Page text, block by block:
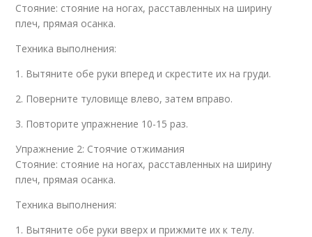
Стояние: стояние на ногах, расставленных на ширину
плеч, прямая осанка.
Техника выполнения:
1. Вытяните обе руки вперед и скрестите их на груди.
2. Поверните туловище влево, затем вправо.
3. Повторите упражнение 10-15 раз.
Упражнение 2: Стоячие отжимания
Стояние: стояние на ногах, расставленных на ширину
плеч, прямая осанка.
Техника выполнения:
1. Вытяните обе руки вверх и прижмите их к телу.